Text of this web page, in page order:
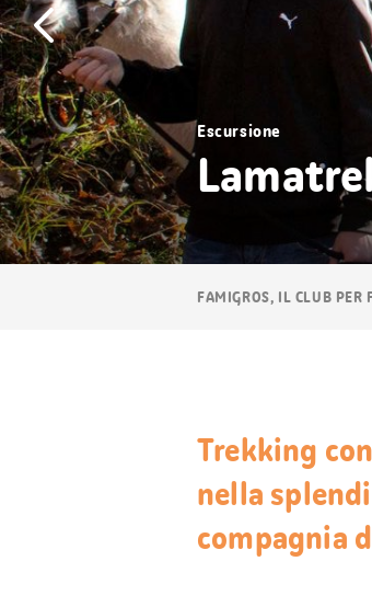
FAMIGROS, IL CLUB PER
Escursione
Trekking
nella
compagnia